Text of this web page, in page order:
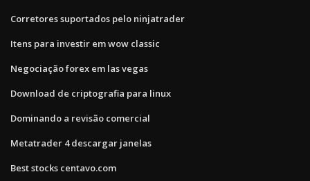
Corretores suportados pelo ninjatrader
Itens para investir em wow classic
Negociação forex em las vegas
Download de criptografia para linux
Dominando a revisão comercial
Metatrader 4 descargar janelas
Best stocks centavo.com